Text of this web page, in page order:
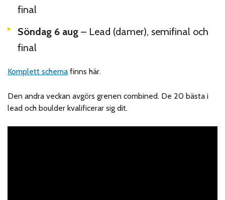
final
Söndag 6 aug – Lead (damer), semifinal och
final
Komplett schema finns här.
Den andra veckan avgörs grenen combined. De 20 bästa i
lead och boulder kvalificerar sig dit.